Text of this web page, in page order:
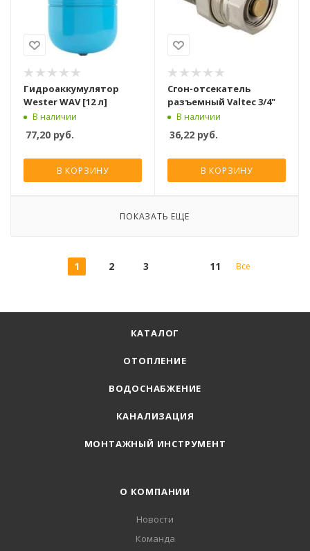
Гидроаккумулятор
Wester WAV [12 л]
В наличии
77,20 руб.
В КОРЗИНУ
Сгон-отсекатель
разъемный Valtec 3/4"
В наличии
36,22 руб.
В КОРЗИНУ
ПОКАЗАТЬ ЕЩЕ
1 2 3 11 Все
КАТАЛОГ
ОТОПЛЕНИЕ
ВОДОСНАБЖЕНИЕ
КАНАЛИЗАЦИЯ
МОНТАЖНЫЙ ИНСТРУМЕНТ
О КОМПАНИИ
Новости
Команда